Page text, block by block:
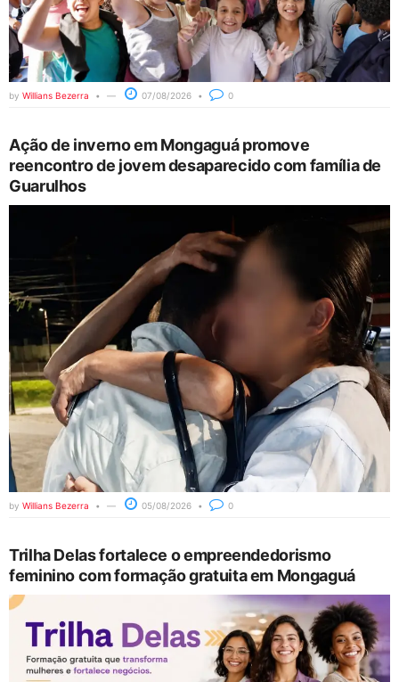
by Willians Bezerra 07/08/2026 0
Ação de inverno em Mongaguá promove
reencontro de jovem desaparecido com família de
Guarulhos
by Willians Bezerra 05/08/2026 0
Trilha Delas fortalece o empreendedorismo
feminino com formação gratuita em Mongaguá